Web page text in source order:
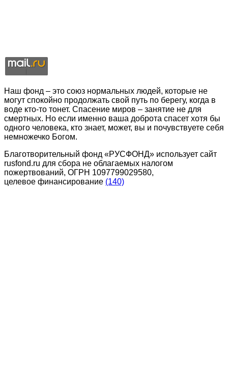
Наш фонд – это союз нормальных людей, которые не
могут спокойно продолжать свой путь по берегу, когда в
воде кто-то тонет. Спасение миров – занятие не для
смертных. Но если именно ваша доброта спасет хотя бы
одного человека, кто знает, может, вы и почувствуете себя
немножечко Богом.
Благотворительный фонд «РУСФОНД» использует сайт
rusfond.ru для сбора не облагаемых налогом
пожертвований, ОГРН 1097799029580,
целевое финансирование (140)